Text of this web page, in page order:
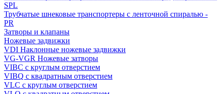
SPL
Трубчатые шнековые транспортеры с ленточной спиралью -
PR
Затворы и клапаны
Ножевые задвижки
VDI Наклонные ножевые задвижки
VG-VGR Ножевые затворы
VIBC с круглым отверстием
VIBQ с квадратным отверстием
VLC с круглым отверстием